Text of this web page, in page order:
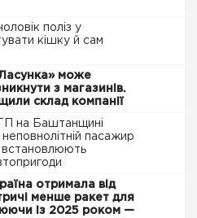
поліз у
кішку й сам
може
з магазинів.
склад компанії
на Баштанщині
пасажир
встановлюють
отримала від
менше ракет для
із 2025 роком —